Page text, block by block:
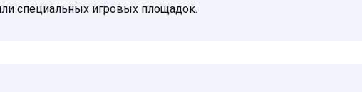
специальных игровых площадок.